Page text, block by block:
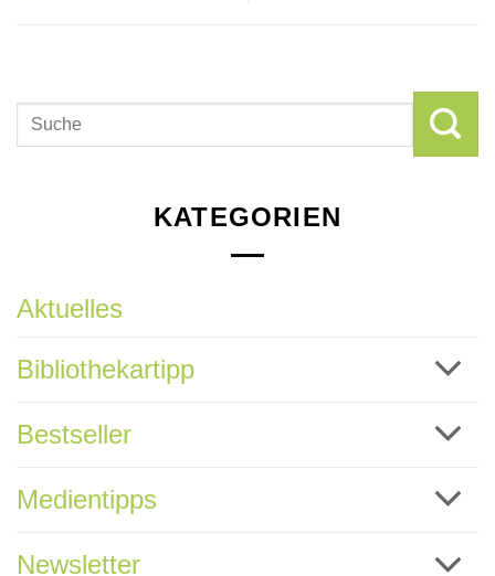
KATEGORIEN
Aktuelles
Bibliothekartipp
Bestseller
Medientipps
Newsletter